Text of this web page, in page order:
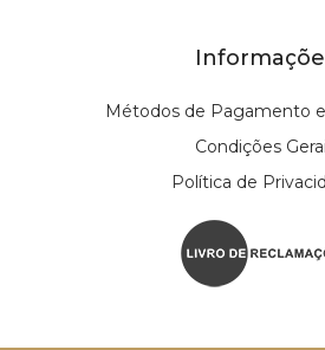
Métodos de Pagamento
Condições
Política de